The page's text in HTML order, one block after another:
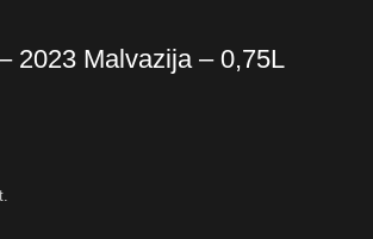
2023 Malvazija – 0,75L